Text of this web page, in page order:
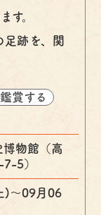
す。
跡を、関
賞する
博物館（高
5）
)〜09月06